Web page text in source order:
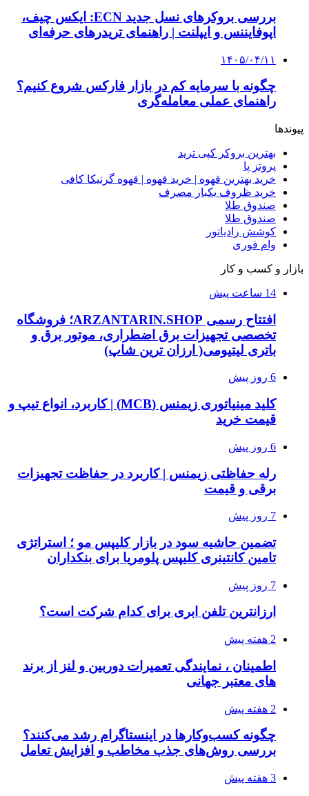
بررسی بروکرهای نسل جدید ECN: ایکس چیف،
اپوفایننس و ایپلنت | راهنمای تریدرهای حرفه‌ای
۱۴۰۵/۰۴/۱۱
چگونه با سرمایه کم در بازار فارکس شروع کنیم؟
راهنمای عملی معامله‌گری
پیوندها
بهترین بروکر کپی ترید
پروتز پا
خرید بهترین قهوه | خرید قهوه | قهوه گرنیکا کافی
خرید ظروف یکبار مصرف
صندوق طلا
صندوق طلا
کوشش رادیاتور
وام فوری
بازار و کسب و کار
14 ساعت پیش
افتتاح رسمی ARZANTARIN.SHOP؛ فروشگاه
تخصصی تجهیزات برق اضطراری، موتور برق و
باتری لیتیومی( ارزان ترین شاپ)
6 روز پیش
کلید مینیاتوری زیمنس (MCB) | کاربرد، انواع تیپ و
قیمت خرید
6 روز پیش
رله حفاظتی زیمنس | کاربرد در حفاظت تجهیزات
برقی و قیمت
7 روز پیش
تضمین حاشیه سود در بازار کلیپس مو ؛ استراتژی
تامین کانتینری کلیپس پلومریا برای بنکداران
7 روز پیش
ارزانترین تلفن ابری برای کدام شرکت است؟
2 هفته پیش
اطمینان ، نمایندگی تعمیرات دوربین و لنز از برند
های معتبر جهانی
2 هفته پیش
چگونه کسب‌وکارها در اینستاگرام رشد می‌کنند؟
بررسی روش‌های جذب مخاطب و افزایش تعامل
3 هفته پیش